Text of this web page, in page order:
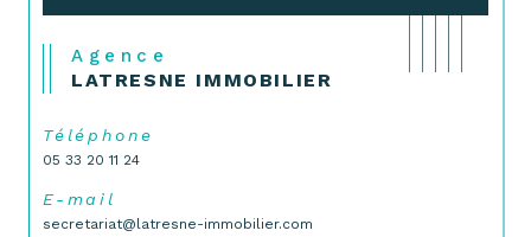
Agence
LATRESNE IMMOBILIER
Téléphone
05 33 20 11 24
E-mail
secretariat@latresne-immobilier.com